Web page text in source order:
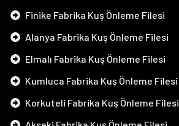
Finike Fabrika Kuş Önleme Filesi
Alanya Fabrika Kuş Önleme Filesi
Elmalı Fabrika Kuş Önleme Filesi
Kumluca Fabrika Kuş Önleme Filesi
Korkuteli Fabrika Kuş Önleme Filesi